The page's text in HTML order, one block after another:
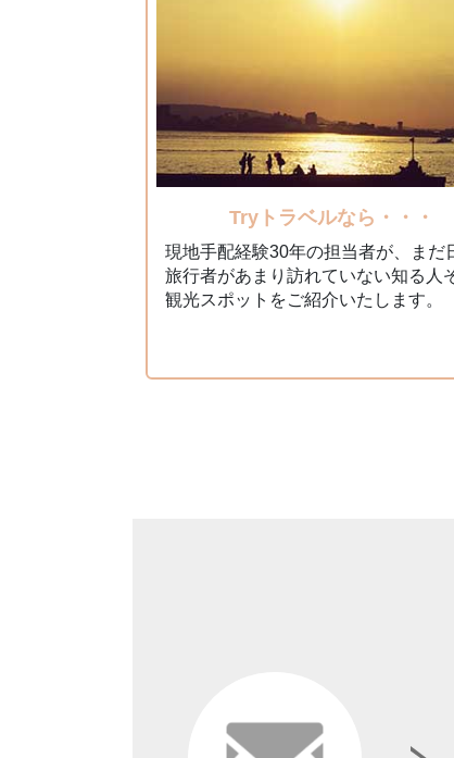
Tryトラベルなら・・・
現地⼿配経験30年の担当者が、まだ
旅⾏者があまり訪れていない知る⼈
観光スポットをご紹介いたします。